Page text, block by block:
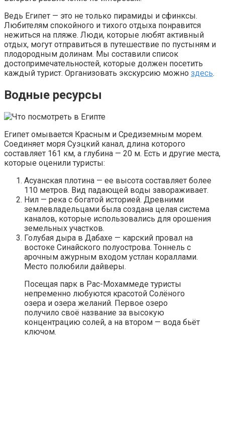
Ведь Египет — это не только пирамиды и сфинксы.
Любителям спокойного и тихого отдыха понравится
нежиться на пляже. Люди, которые любят активный
отдых, могут отправиться в путешествие по пустыням и
плодородным долинам. Мы составили список
достопримечательностей, которые должен посетить
каждый турист. Организовать экскурсию можно здесь.
Водные ресурсы
Египет омывается Красным и Средиземным морем.
Соединяет моря Суэцкий канал, длина которого
составляет 161 км, а глубина — 20 м. Есть и другие места,
которые оценили туристы:
Асуанская плотина — ее высота составляет более
110 метров. Вид падающей воды завораживает.
Нил — река с богатой историей. Древними
землевладельцами была создана целая система
каналов, которые использовались для орошения
земельных участков.
Голубая дыра в Дабахе — карский провал на
востоке Синайского полуострова. Тоннель с
арочным ажурным входом устлан кораллами.
Место полюбили дайверы.
Посещая парк в Рас-Мохаммеде туристы
непременно любуются красотой Солёного
озера и озера желаний. Первое озеро
получило своё название за высокую
концентрацию солей, а на втором — вода бьёт
ключом.